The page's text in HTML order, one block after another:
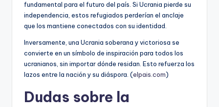
fundamental para el futuro del país. Si Ucrania pierde su
independencia, estos refugiados perderían el anclaje
que los mantiene conectados con su identidad.
Inversamente, una Ucrania soberana y victoriosa se
convierte en un símbolo de inspiración para todos los
ucranianos, sin importar dónde residan. Esto refuerza los
lazos entre la nación y su diáspora. (elpais.com)
Dudas sobre la